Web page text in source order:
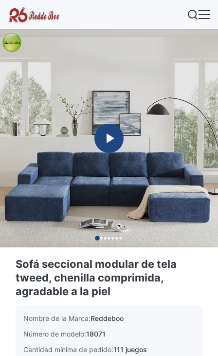
Sofá seccional modular de tela
tweed, chenilla comprimida,
agradable a la piel
Nombre de la Marca:Reddeboo
Número de modelo:18071
Cantidad mínima de pedido:111 juegos